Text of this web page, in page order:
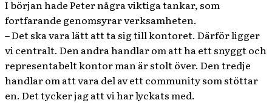
I början hade Peter några viktiga tankar, som
fortfarande genomsyrar verksamheten.
– Det ska vara lätt att ta sig till kontoret. Därför ligger
vi centralt. Den andra handlar om att ha ett snyggt och
representabelt kontor man är stolt över. Den tredje
handlar om att vara del av ett community som stöttar
en. Det tycker jag att vi har lyckats med.